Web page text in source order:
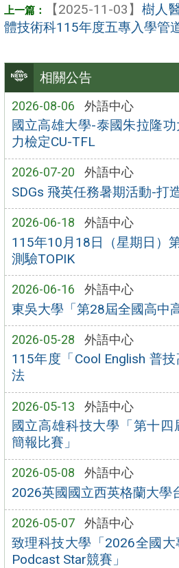
相關公告
2026-08-06 外語中心
國立高雄大學-泰國朱拉隆
力檢定CU-TFL
2026-07-20 外語中心
SDGs 飛英任務暑期活動-打
2026-06-18 外語中心
115年10月18日（星期日）
測驗TOPIK
2026-06-16 外語中心
東吳大學「第28屆全國高中
2026-05-28 外語中心
115年度「Cool English 普
法
2026-05-13 外語中心
國立高雄科技大學「第十
簡報比賽」
2026-05-08 外語中心
2026英國國立西英格蘭大學
2026-05-07 外語中心
致理科技大學「2026全國
Podcast Star競賽」
【2025-11-03】 樹人
體技術科115年度五專入學管